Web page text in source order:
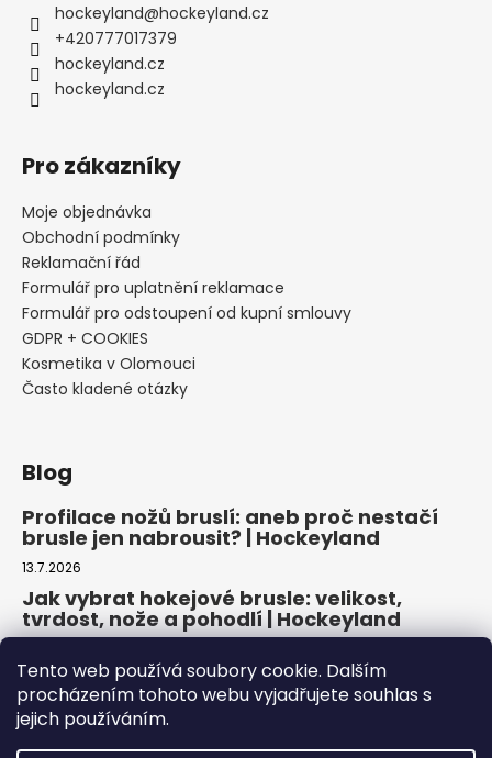
Tento web používá soubory cookie. Dalším
procházením tohoto webu vyjadřujete souhlas s
jejich používáním.
hockeyland@hockeyland.cz
+420777017379
hockeyland.cz
hockeyland.cz
Pro zákazníky
Moje objednávka
Obchodní podmínky
Reklamační řád
Formulář pro uplatnění reklamace
Formulář pro odstoupení od kupní smlouvy
GDPR + COOKIES
Kosmetika v Olomouci
Často kladené otázky
Blog
Profilace nožů bruslí: aneb proč nestačí
brusle jen nabrousit? | Hockeyland
13.7.2026
Jak vybrat hokejové brusle: velikost,
tvrdost, nože a pohodlí | Hockeyland
Jak vybrat inline brusle: praktický
průvodce pro pohodlnou a bezpečnou
jízdu | Hockeyland
22.6.2026